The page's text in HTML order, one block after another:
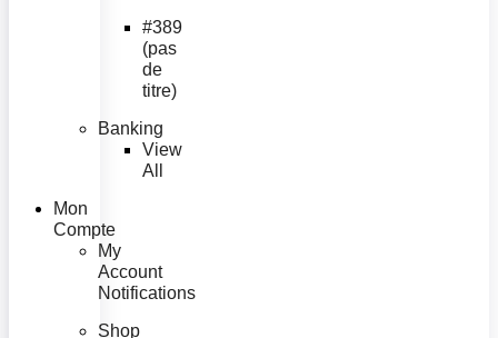
#389
(pas
de
titre)
Banking
View
All
Mon
Compte
My
Account
Notifications
Shop